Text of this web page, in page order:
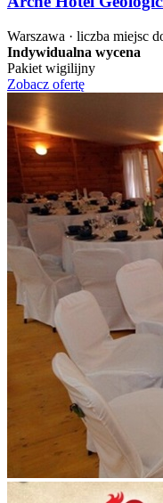
Warszawa · liczba miejsc
Indywidualna wycena
Pakiet wigilijny
Zobacz ofertę